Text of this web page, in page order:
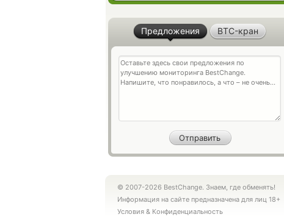
Предложения BTC-кран
© 2007-2026 BestChange. Знаем, где обменять!
Информация на сайте предназначена для лиц 18+
Условия & Конфиденциальность